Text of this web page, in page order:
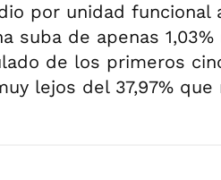
por unidad funcional
suba de apenas
de los primeros
lejos del 37,97%